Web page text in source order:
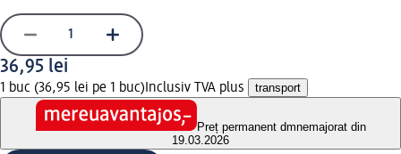
36,95 lei
1 buc (36,95 lei pe 1 buc) Inclusiv TVA plus transport
Preț permanent dmnemajorat din
19.03.2026